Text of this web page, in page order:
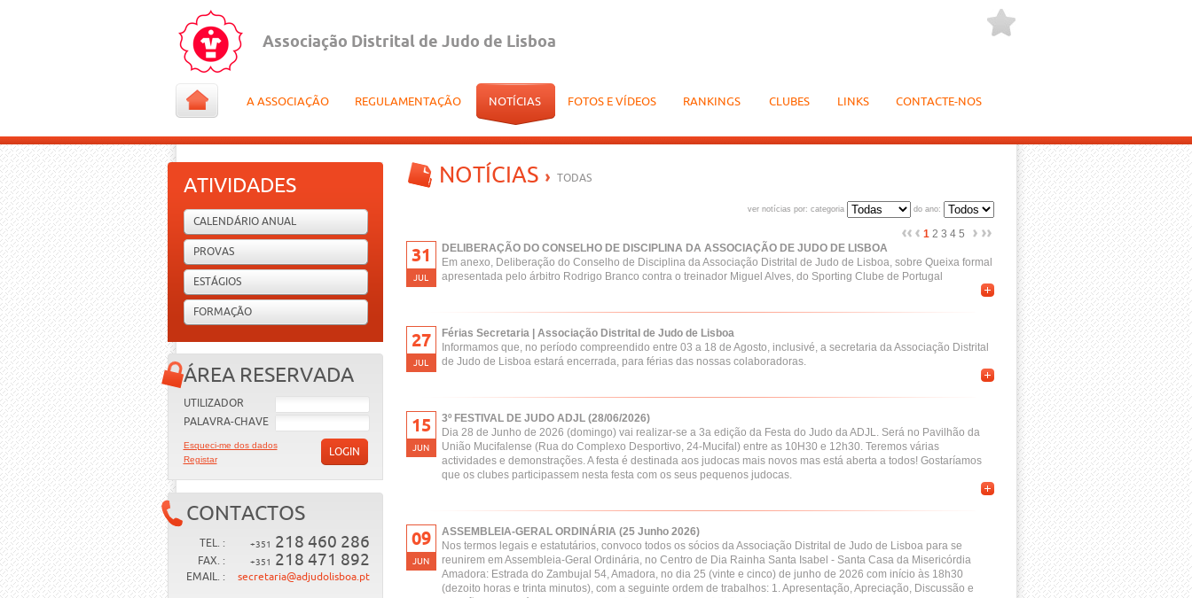
Associação Distrital de Judo de Lisboa
A ASSOCIAÇÃO REGULAMENTAÇÃO NOTÍCIAS FOTOS E VÍDEOS RANKINGS CLUBES LINKS CONTACTE-NOS
ATIVIDADES
CALENDÁRIO ANUAL
PROVAS
ESTÁGIOS
FORMAÇÃO
ÁREA RESERVADA
UTILIZADOR
PALAVRA-CHAVE
LOGIN
Esqueci-me dos dados
Registar
CONTACTOS
TEL. : +351 218 460 286
FAX. : +351 218 471 892
EMAIL. : secretaria@adjudolisboa.pt
NOTÍCIAS TODAS
ver notícias por: categoria do ano:
1 2 3 4 5
31
JUL
DELIBERAÇÃO DO CONSELHO DE DISCIPLINA DA ASSOCIAÇÃO DE JUDO DE LISBOA
Em anexo, Deliberação do Conselho de Disciplina da Associação Distrital de Judo de Lisboa, sobre Queixa formal
apresentada pelo árbitro Rodrigo Branco contra o treinador Miguel Alves, do Sporting Clube de Portugal
27
JUL
Férias Secretaria | Associação Distrital de Judo de Lisboa
Informamos que, no período compreendido entre 03 a 18 de Agosto, inclusivé, a secretaria da Associação Distrital
de Judo de Lisboa estará encerrada, para férias das nossas colaboradoras.
15
JUN
3º FESTIVAL DE JUDO ADJL (28/06/2026)
Dia 28 de Junho de 2026 (domingo) vai realizar-se a 3a edição da Festa do Judo da ADJL. Será no Pavilhão da
União Mucifalense (Rua do Complexo Desportivo, 24-Mucifal) entre as 10H30 e 12h30. Teremos várias
actividades e demonstrações. A festa é destinada aos judocas mais novos mas está aberta a todos! Gostaríamos
que os clubes participassem nesta festa com os seus pequenos judocas.
09
JUN
ASSEMBLEIA-GERAL ORDINÁRIA (25 Junho 2026)
Nos termos legais e estatutários, convoco todos os sócios da Associação Distrital de Judo de Lisboa para se
reunirem em Assembleia-Geral Ordinária, no Centro de Dia Rainha Santa Isabel - Santa Casa da Misericórdia
Amadora: Estrada do Zambujal 54, Amadora, no dia 25 (vinte e cinco) de junho de 2026 com início às 18h30
(dezoito horas e trinta minutos), com a seguinte ordem de trabalhos: 1. Apresentação, Apreciação, Discussão e